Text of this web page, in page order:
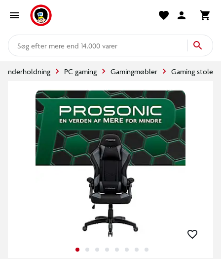
mere end 14.000 varer
underholdning PC gaming Gamingmøbler Gaming stole